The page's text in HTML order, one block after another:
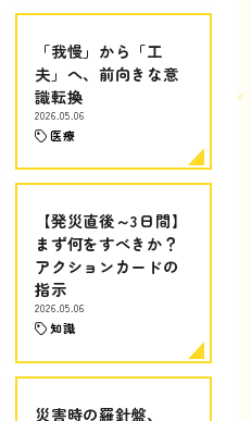
「我慢」から「工
夫」へ、前向きな意
識転換
2026.05.06
医療
【発災直後～3日間】
まず何をすべきか？
アクションカードの
指示
2026.05.06
知識
災害時の羅針盤、